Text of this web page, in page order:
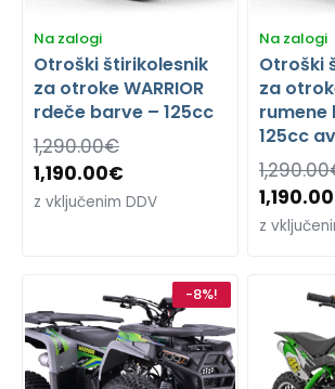
Na zalogi
Otroški štirikolesnik
za otroke WARRIOR
rdeče barve – 125cc
1,290.00€
1,190.00€
z vključenim DDV
Na zalogi
Otroški
za
rumene
125cc
1,290.00
1,190.00
z
-8%!